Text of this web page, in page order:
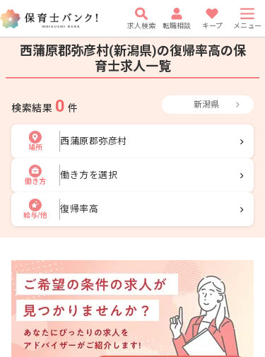
求人検索 転職相談 キープ メニュー
西蒲原郡弥彦村(新潟県)の復帰率高の保
育士求人一覧
検索結果 0 件 新潟県
場所
西蒲原郡弥彦村
働き方
働き方を選択
給与/他
復帰率高